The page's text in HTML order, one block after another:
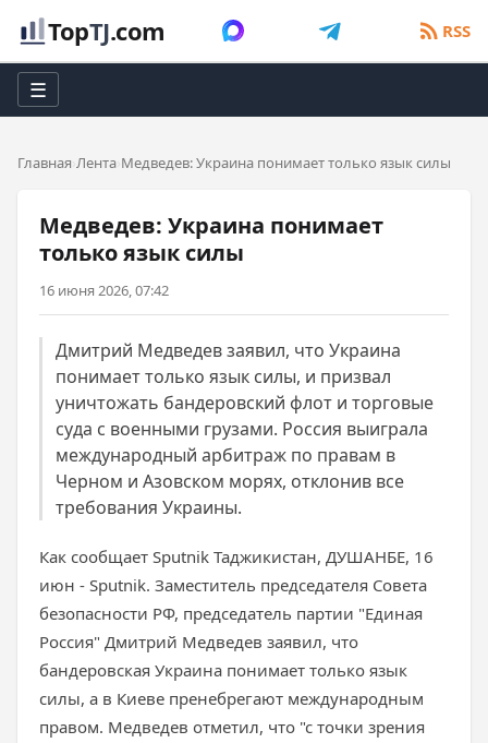
TopTJ.com RSS
☰
Главная Лента Медведев: Украина понимает только язык силы
Медведев: Украина понимает
только язык силы
16 июня 2026, 07:42
Дмитрий Медведев заявил, что Украина
понимает только язык силы, и призвал
уничтожать бандеровский флот и торговые
суда с военными грузами. Россия выиграла
международный арбитраж по правам в
Черном и Азовском морях, отклонив все
требования Украины.
Как сообщает Sputnik Таджикистан, ДУШАНБЕ, 16
июн - Sputnik. Заместитель председателя Совета
безопасности РФ, председатель партии "Единая
Россия" Дмитрий Медведев заявил, что
бандеровская Украина понимает только язык
силы, а в Киеве пренебрегают международным
правом. Медведев отметил, что "с точки зрения